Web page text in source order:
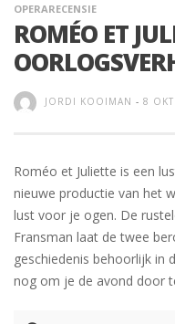
OPERARECENSIE
ROMÉO ET
JORDI KOOIMAN - 8
Roméo et Juliette is een
nieuwe productie van het
lust voor je ogen. De
Fransman laat de twee
geschiedenis behoorlijk in
nog om je de avond door